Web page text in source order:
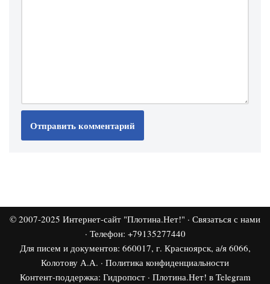
© 2007-2025 Интернет-сайт "Плотина.Нет!" · Связаться с нами
· Телефон: +79135277440
Для писем и документов: 660017, г. Красноярск, а/я 6066,
Колотову А.А. · Политика конфиденциальности
Контент-поддержка: Гидропост· Плотина.Нет! в Telegram